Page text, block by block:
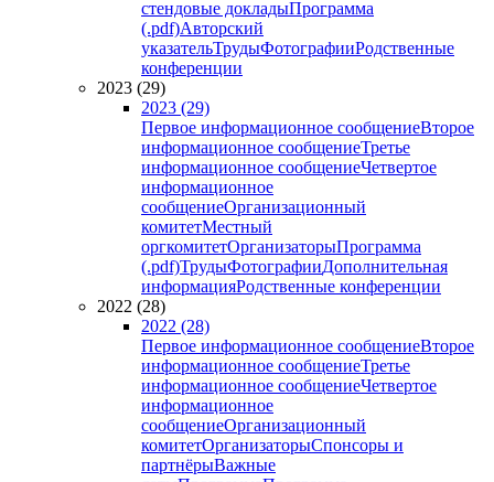
стендовые докладыПрограмма
(.pdf)Авторский
указательТрудыФотографииРодственные
конференции
2023 (29)
2023 (29)
Первое информационное сообщениеВторое
информационное сообщениеТретье
информационное сообщениеЧетвертое
информационное
сообщениеОрганизационный
комитетМестный
оргкомитетОрганизаторыПрограмма
(.pdf)ТрудыФотографииДополнительная
информацияРодственные конференции
2022 (28)
2022 (28)
Первое информационное сообщениеВторое
информационное сообщениеТретье
информационное сообщениеЧетвертое
информационное
сообщениеОрганизационный
комитетОрганизаторыСпонсоры и
партнёрыВажные